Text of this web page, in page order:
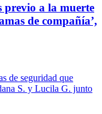
previo a la muerte
de compañía’,
de seguridad que
S. y Lucila G. junto